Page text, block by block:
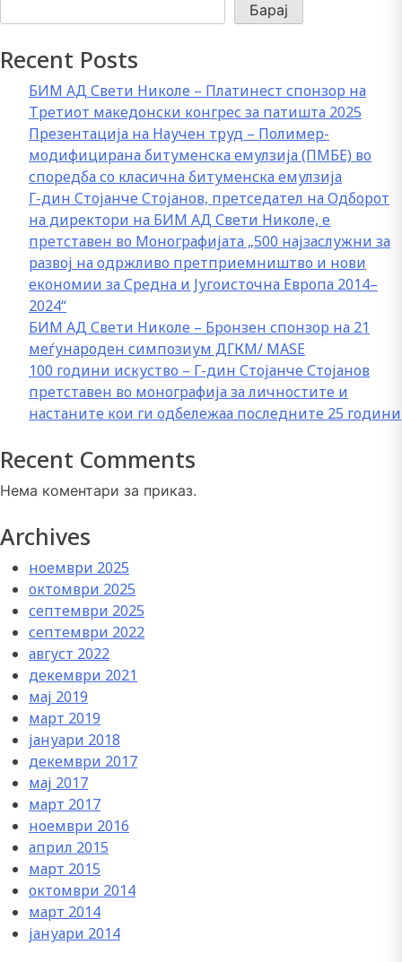
Барај
Recent Posts
БИМ АД Свети Николе – Платинест спонзор на
Третиот македонски конгрес за патишта 2025
Презентација на Научен труд – Полимер-
модифицирана битуменска емулзија (ПМБЕ) во
споредба со класична битуменска емулзија
Г-дин Стојанче Стојанов, претседател на Одборот
на директори на БИМ АД Свети Николе, е
претставен во Монографијата „500 најзаслужни за
развој на одржливо претприемништво и нови
економии за Средна и Југоисточна Европа 2014–
2024“
БИМ АД Свети Николе – Бронзен спонзор на 21
меѓународен симпозиум ДГКМ/ MASE
100 години искуство – Г-дин Стојанче Стојанов
претставен во монографија за личностите и
настаните кои ги одбележаа последните 25 години
Recent Comments
Нема коментари за приказ.
Archives
ноември 2025
октомври 2025
септември 2025
септември 2022
август 2022
декември 2021
мај 2019
март 2019
јануари 2018
декември 2017
мај 2017
март 2017
ноември 2016
април 2015
март 2015
октомври 2014
март 2014
јануари 2014